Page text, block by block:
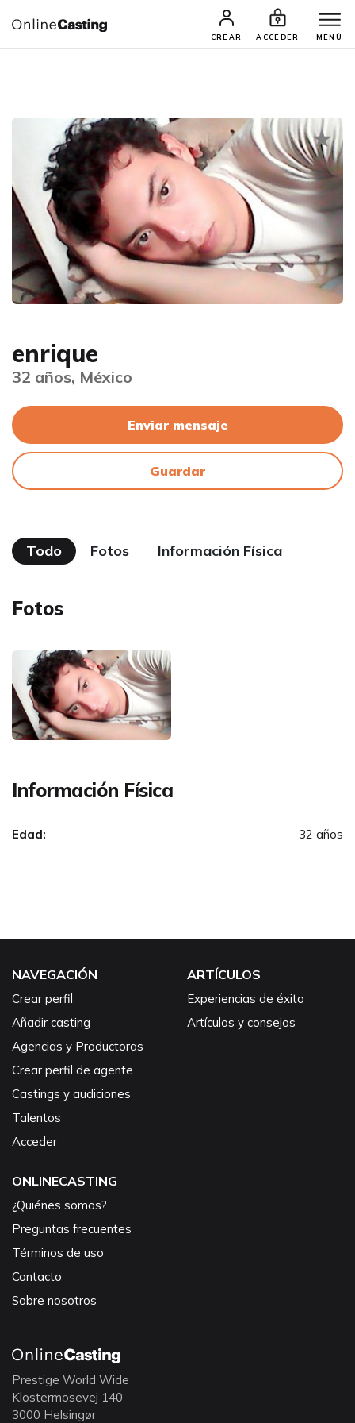
CREAR ACCEDER MENÚ
CASTINGS Y AUDICIONES TALENTOS
enrique
32 años, México
Enviar mensaje
Guardar
Todo Fotos Información Física
Fotos
Información Física
Edad: 32 años
NAVEGACIÓN
Crear perfil
Añadir casting
Agencias y Productoras
Crear perfil de agente
Castings y audiciones
Talentos
Acceder
ARTÍCULOS
Experiencias de éxito
Artículos y consejos
ONLINECASTING
¿Quiénes somos?
Preguntas frecuentes
Términos de uso
Contacto
Sobre nosotros
Prestige World Wide
Klostermosevej 140
3000 Helsingør